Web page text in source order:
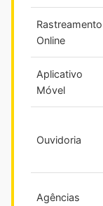
Rastreamento
Online
Aplicativo
Móvel
Ouvidoria
Agências